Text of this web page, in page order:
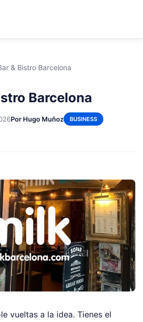
& Bistro Barcelona
Barcelona
Por Hugo Muñoz BUSINESS
vueltas a la idea. Tienes el